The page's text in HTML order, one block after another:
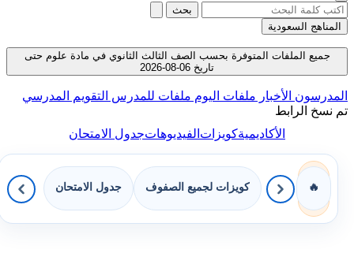
بحث
المناهج السعودية
جميع الملفات المتوفرة بحسب الصف الثالث الثانوي في مادة علوم حتى
تاريخ 06-08-2026
المدرسون الأخبار ملفات اليوم ملفات للمدرس التقويم المدرسي
تم نسخ الرابط
الأكاديميةكويزاتالفيديوهاتجدول الامتحان
🔥 كويزات لجميع الصفوف جدول الامتحان